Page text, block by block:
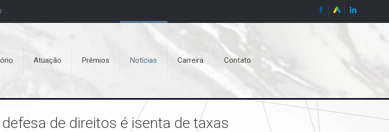
Atuação Prêmios Notícias Carreira Contato
de direitos é isenta de taxas